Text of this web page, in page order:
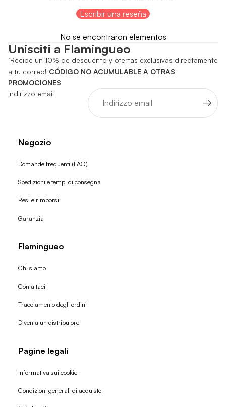
Escribir una reseña
No se encontraron elementos
Unisciti a Flamingueo
¡Recibe un 10% de descuento y ofertas exclusivas directamente
a tu correo! CÓDIGO NO ACUMULABLE A OTRAS
PROMOCIONES
Indirizzo email
Negozio
Domande frequenti (FAQ)
Spedizioni e tempi di consegna
Resi e rimborsi
Garanzia
Flamingueo
Chi siamo
Contattaci
Tracciamento degli ordini
Diventa un distributore
Pagine legali
Informativa sui cookie
Condizioni generali di acquisto